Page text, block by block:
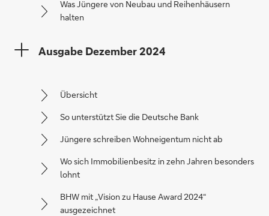
Was Jüngere von Neubau und Reihenhäusern
halten
Ausgabe Dezember 2024
Übersicht
So unterstützt Sie die Deutsche Bank
Jüngere schreiben Wohneigentum nicht ab
Wo sich Immobilienbesitz in zehn Jahren besonders
lohnt
BHW mit „Vision zu Hause Award 2024“
ausgezeichnet